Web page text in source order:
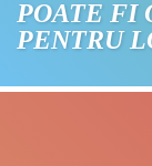
POATE FI
PENTRU